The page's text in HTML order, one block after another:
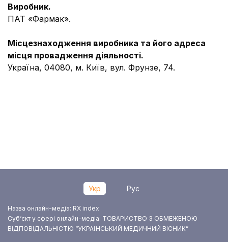
Виробник.
ПАТ «Фармак».
Місцезнаходження виробника та його адреса
місця провадження діяльності.
Україна, 04080, м. Київ, вул. Фрунзе, 74.
Укр Рус
Назва онлайн-медіа: RX index
Суб‘єкт у сфері онлайн-медіа: ТОВАРИСТВО З ОБМЕЖЕНОЮ
ВІДПОВІДАЛЬНІСТЮ “УКРАЇНСЬКИЙ МЕДИЧНИЙ ВІСНИК”